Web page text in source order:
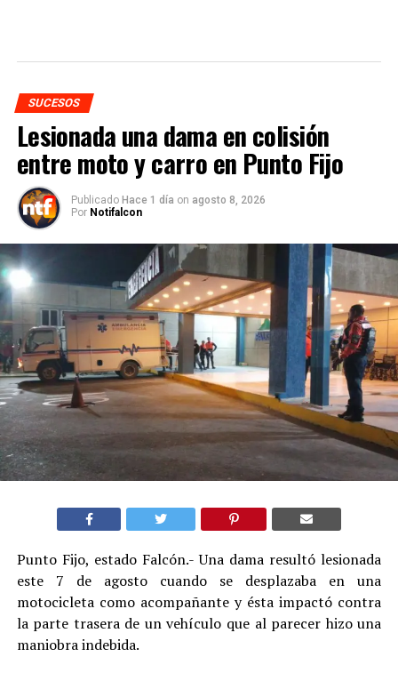
SUCESOS
Lesionada una dama en colisión
entre moto y carro en Punto Fijo
Publicado Hace 1 día on agosto 8, 2026
Por Notifalcon
Punto Fijo, estado Falcón.- Una dama resultó lesionada
este 7 de agosto cuando se desplazaba en una
motocicleta como acompañante y ésta impactó contra
la parte trasera de un vehículo que al parecer hizo una
maniobra indebida.